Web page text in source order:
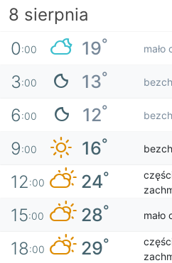
8 sierpnia
0:00 19° mało
3:00 13°
6:00 12°
9:00 16°
12:00 24°
15:00 28° mało
18:00 29°